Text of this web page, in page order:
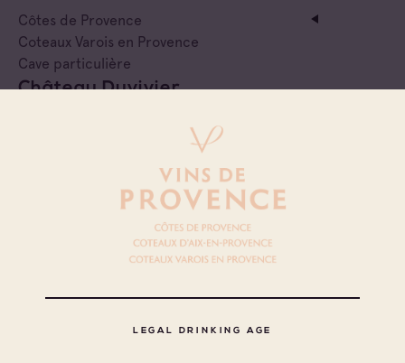
LEGAL DRINKING AGE
Côtes de Provence
Coteaux Varois en Provence
Cave particulière
Château Duvivier
Coteaux Varois en Provence
Château La Calisse
Coteaux Varois en Provence
Chateau La Curniere